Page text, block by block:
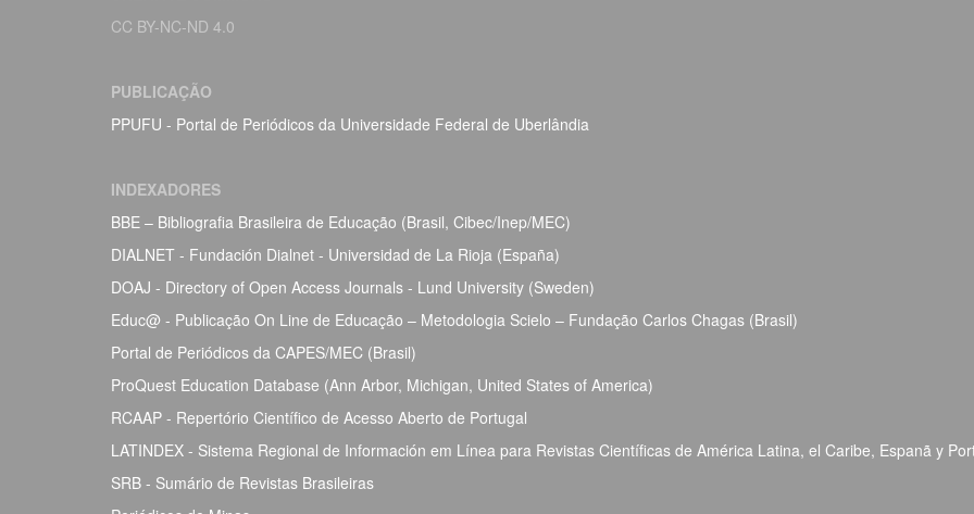
CC BY-NC-ND 4.0
PUBLICAÇÃO
PPUFU - Portal de Periódicos da Universidade Federal de Uberlândia
INDEXADORES
BBE – Bibliografia Brasileira de Educação (Brasil, Cibec/Inep/MEC)
DIALNET - Fundación Dialnet - Universidad de La Rioja (España)
DOAJ - Directory of Open Access Journals - Lund University (Sweden)
Educ@ - Publicação On Line de Educação – Metodologia Scielo – Fundação Carlos Chagas (Brasil)
Portal de Periódicos da CAPES/MEC (Brasil)
ProQuest Education Database (Ann Arbor, Michigan, United States of America)
RCAAP - Repertório Científico de Acesso Aberto de Portugal
LATINDEX - Sistema Regional de Información em Línea para Revistas Científicas de América Latina, el Caribe, Espanã y
SRB - Sumário de Revistas Brasileiras